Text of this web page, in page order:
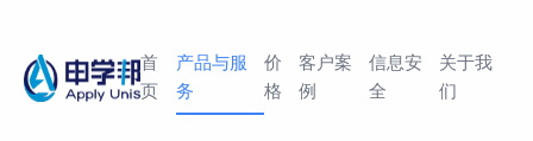
首
页
产品与服
务
价
格
客户案
例
信息安
全
关于我
们